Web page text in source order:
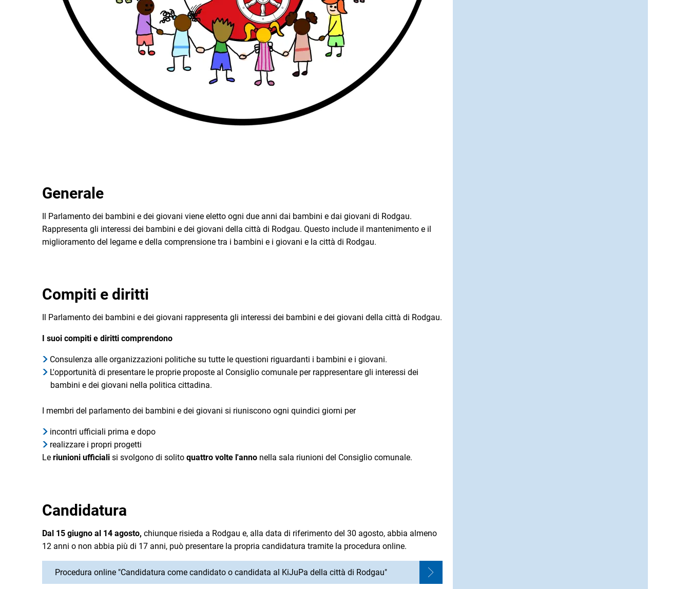
Generale
Il Parlamento dei bambini e dei giovani viene eletto ogni due anni dai bambini e dai giovani di Rodgau.
Rappresenta gli interessi dei bambini e dei giovani della città di Rodgau. Questo include il mantenimento e il
miglioramento del legame e della comprensione tra i bambini e i giovani e la città di Rodgau.
Compiti e diritti
Il Parlamento dei bambini e dei giovani rappresenta gli interessi dei bambini e dei giovani della città di Rodgau.
I suoi compiti e diritti comprendono
Consulenza alle organizzazioni politiche su tutte le questioni riguardanti i bambini e i giovani.
L'opportunità di presentare le proprie proposte al Consiglio comunale per rappresentare gli interessi dei
bambini e dei giovani nella politica cittadina.
I membri del parlamento dei bambini e dei giovani si riuniscono ogni quindici giorni per
incontri ufficiali prima e dopo
realizzare i propri progetti
Le riunioni ufficiali si svolgono di solito quattro volte l'anno nella sala riunioni del Consiglio comunale.
Candidatura
Dal 15 giugno al 14 agosto, chiunque risieda a Rodgau e, alla data di riferimento del 30 agosto, abbia almeno
12 anni o non abbia più di 17 anni, può presentare la propria candidatura tramite la procedura online.
Procedura online "Candidatura come candidato o candidata al KiJuPa della città di Rodgau"